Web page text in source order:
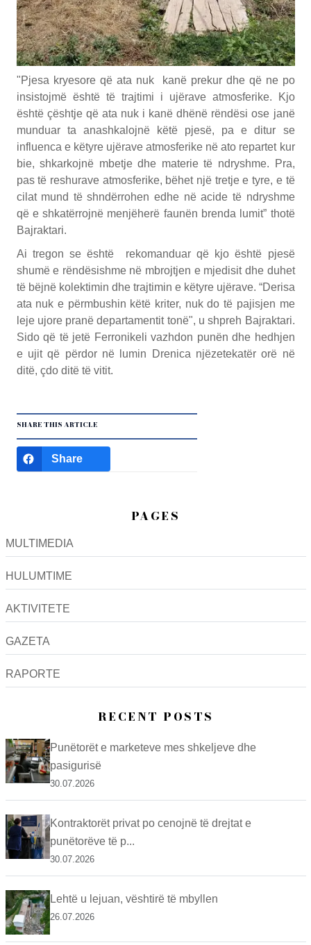
"Pjesa kryesore që ata nuk kanë prekur dhe që ne po
insistojmë është të trajtimi i ujërave atmosferike. Kjo
është çështje që ata nuk i kanë dhënë rëndësi ose janë
munduar ta anashkalojnë këtë pjesë, pa e ditur se
influenca e këtyre ujërave atmosferike në ato repartet kur
bie, shkarkojnë mbetje dhe materie të ndryshme. Pra,
pas të reshurave atmosferike, bëhet një tretje e tyre, e të
cilat mund të shndërrohen edhe në acide të ndryshme
që e shkatërrojnë menjëherë faunën brenda lumit” thotë
Bajraktari.
Ai tregon se është rekomanduar që kjo është pjesë
shumë e rëndësishme në mbrojtjen e mjedisit dhe duhet
të bëjnë kolektimin dhe trajtimin e këtyre ujërave. “Derisa
ata nuk e përmbushin këtë kriter, nuk do të pajisjen me
leje ujore pranë departamentit tonë", u shpreh Bajraktari.
Sido që të jetë Ferronikeli vazhdon punën dhe hedhjen
e ujit që përdor në lumin Drenica njëzetekatër orë në
ditë, çdo ditë të vitit.
SHARE THIS ARTICLE
Share
PAGES
MULTIMEDIA
HULUMTIME
AKTIVITETE
GAZETA
RAPORTE
RECENT POSTS
Punëtorët e marketeve mes shkeljeve dhe
pasigurisë
30.07.2026
Kontraktorët privat po cenojnë të drejtat e
punëtorëve të p...
30.07.2026
Lehtë u lejuan, vështirë të mbyllen
26.07.2026